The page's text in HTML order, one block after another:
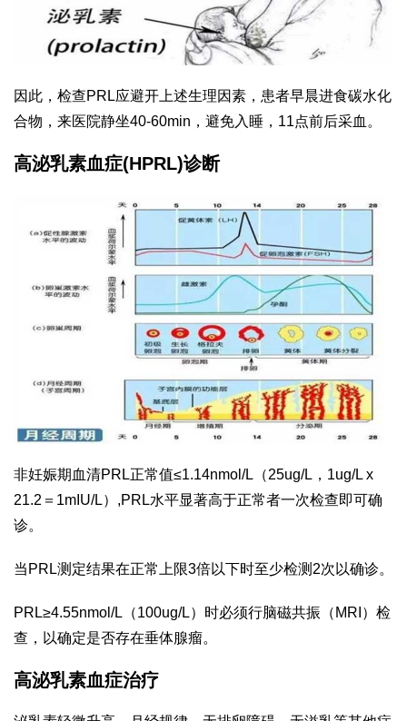
因此，检查PRL应避开上述生理因素，患者早晨进食碳水化
合物，来医院静坐40-60min，避免入睡，11点前后采血。
高泌乳素血症(HPRL)诊断
非妊娠期血清PRL正常值≤1.14nmol/L（25ug/L，1ug/L x
21.2＝1mIU/L）,PRL水平显著高于正常者一次检查即可确
诊。
当PRL测定结果在正常上限3倍以下时至少检测2次以确诊。
PRL≥4.55nmol/L（100ug/L）时必须行脑磁共振（MRI）检
查，以确定是否存在垂体腺瘤。
高泌乳素血症治疗